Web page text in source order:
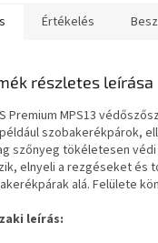
Értékelés
részletes leírása
Premium MPS13
szobakerékpárok,
szőnyeg tökéletesen
elnyeli a rezgéseket és
alá. Felülete
leírás: